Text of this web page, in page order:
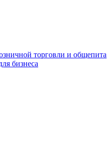
торговли и общепита
бизнеса